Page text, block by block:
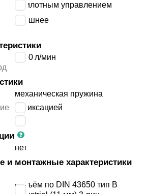
с пилотным управлением
внешнее
1050 л/мин
механическая пружина
с фиксацией
нет
и монтажные характеристики
разъём по DIN 43650 тип B